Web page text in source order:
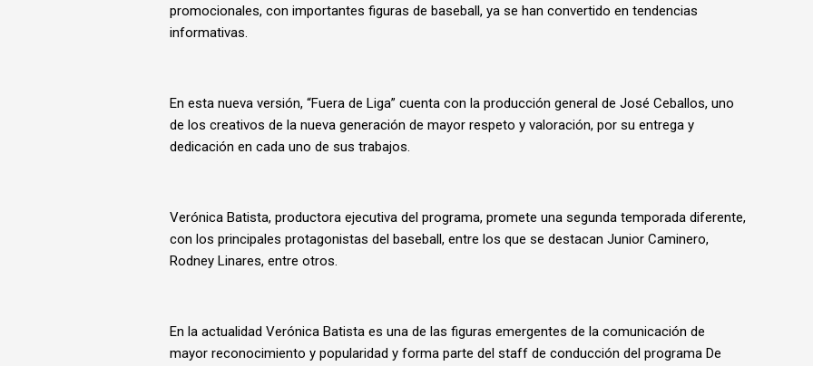
promocionales, con importantes figuras de baseball, ya se han convertido en tendencias
informativas.
En esta nueva versión, “Fuera de Liga” cuenta con la producción general de José Ceballos, uno
de los creativos de la nueva generación de mayor respeto y valoración, por su entrega y
dedicación en cada uno de sus trabajos.
Verónica Batista, productora ejecutiva del programa, promete una segunda temporada diferente,
con los principales protagonistas del baseball, entre los que se destacan Junior Caminero,
Rodney Linares, entre otros.
En la actualidad Verónica Batista es una de las figuras emergentes de la comunicación de
mayor reconocimiento y popularidad y forma parte del staff de conducción del programa De